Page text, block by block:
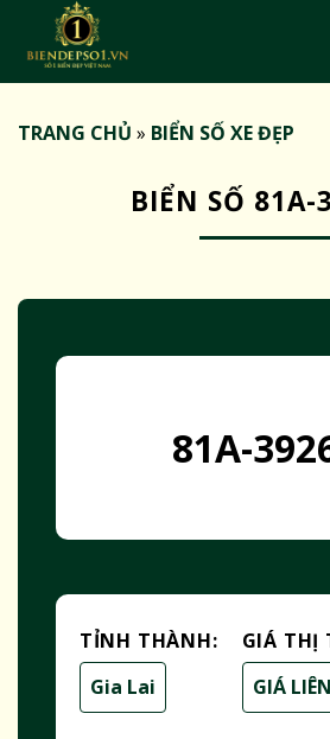
TRANG CHỦ » BIỂN SỐ XE ĐẸP
BIỂN SỐ 81A-
81A-
TỈNH THÀNH:
Gia Lai
GIÁ THỊ
GIÁ